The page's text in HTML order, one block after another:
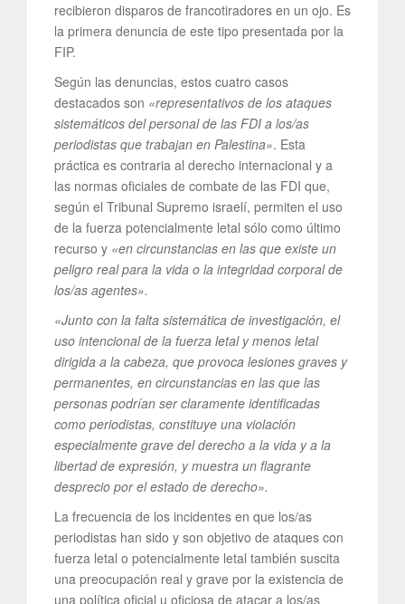
recibieron disparos de francotiradores en un ojo. Es
la primera denuncia de este tipo presentada por la
FIP.
Según las denuncias, estos cuatro casos
destacados son «representativos de los ataques
sistemáticos del personal de las FDI a los/as
periodistas que trabajan en Palestina». Esta
práctica es contraria al derecho internacional y a
las normas oficiales de combate de las FDI que,
según el Tribunal Supremo israelí, permiten el uso
de la fuerza potencialmente letal sólo como último
recurso y «en circunstancias en las que existe un
peligro real para la vida o la integridad corporal de
los/as agentes».
«Junto con la falta sistemática de investigación, el
uso intencional de la fuerza letal y menos letal
dirigida a la cabeza, que provoca lesiones graves y
permanentes, en circunstancias en las que las
personas podrían ser claramente identificadas
como periodistas, constituye una violación
especialmente grave del derecho a la vida y a la
libertad de expresión, y muestra un flagrante
desprecio por el estado de derecho».
La frecuencia de los incidentes en que los/as
periodistas han sido y son objetivo de ataques con
fuerza letal o potencialmente letal también suscita
una preocupación real y grave por la existencia de
una política oficial u oficiosa de atacar a los/as